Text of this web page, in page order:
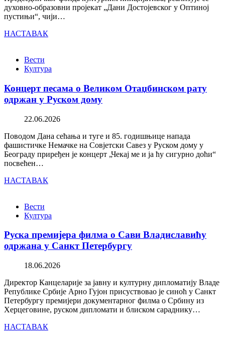
духовно-образовни пројекат „Дани Достојевског у Оптиној
пустињи“, чији…
НАСТАВАК
Вести
Култура
Концерт песама о Великом Отаџбинском рату
одржан у Руском дому
22.06.2026
Поводом Дана сећања и туге и 85. годишњице напада
фашистичке Немачке на Совјетски Савез у Руском дому у
Београду приређен је концерт „Чекај ме и ја ћу сигурно доћи“
посвећен…
НАСТАВАК
Вести
Култура
Руска премијера филма о Сави Владиславићу
одржана у Санкт Петербургу
18.06.2026
Директор Канцеларије за јавну и културну дипломатију Владе
Републике Србије Арно Гујон присуствовао је синоћ у Санкт
Петербургу премијери документарног филма о Србину из
Херцеговине, руском дипломати и блиском сараднику…
НАСТАВАК